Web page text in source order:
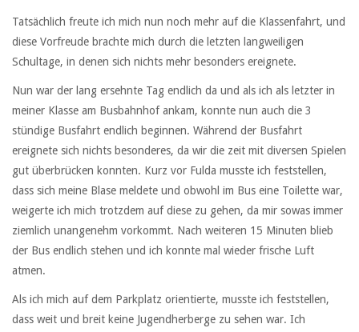
Tatsächlich freute ich mich nun noch mehr auf die Klassenfahrt, und
diese Vorfreude brachte mich durch die letzten langweiligen
Schultage, in denen sich nichts mehr besonders ereignete.
Nun war der lang ersehnte Tag endlich da und als ich als letzter in
meiner Klasse am Busbahnhof ankam, konnte nun auch die 3
stündige Busfahrt endlich beginnen. Während der Busfahrt
ereignete sich nichts besonderes, da wir die zeit mit diversen Spielen
gut überbrücken konnten. Kurz vor Fulda musste ich feststellen,
dass sich meine Blase meldete und obwohl im Bus eine Toilette war,
weigerte ich mich trotzdem auf diese zu gehen, da mir sowas immer
ziemlich unangenehm vorkommt. Nach weiteren 15 Minuten blieb
der Bus endlich stehen und ich konnte mal wieder frische Luft
atmen.
Als ich mich auf dem Parkplatz orientierte, musste ich feststellen,
dass weit und breit keine Jugendherberge zu sehen war. Ich